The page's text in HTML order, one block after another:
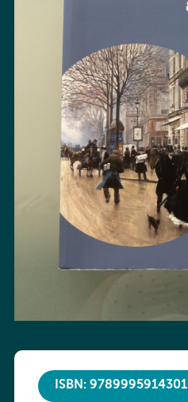
ISBN: 9789995914301